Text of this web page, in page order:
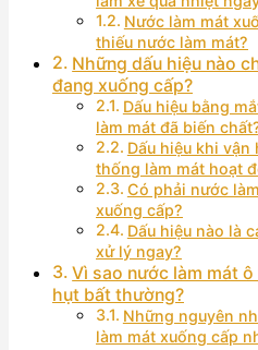
Nước làm mát
thiếu nước làm mát?
Những dấu hiệu nào
đang xuống cấp?
Dấu hiệu bằng
làm mát đã biến
Dấu hiệu khi vận
thống làm mát hoạt
Có phải nước
xuống cấp?
Dấu hiệu nào là
xử lý ngay?
Vì sao nước làm mát
hụt bất thường?
Những nguyên
làm mát xuống cấp